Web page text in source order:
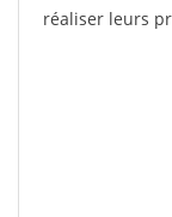
réaliser leurs